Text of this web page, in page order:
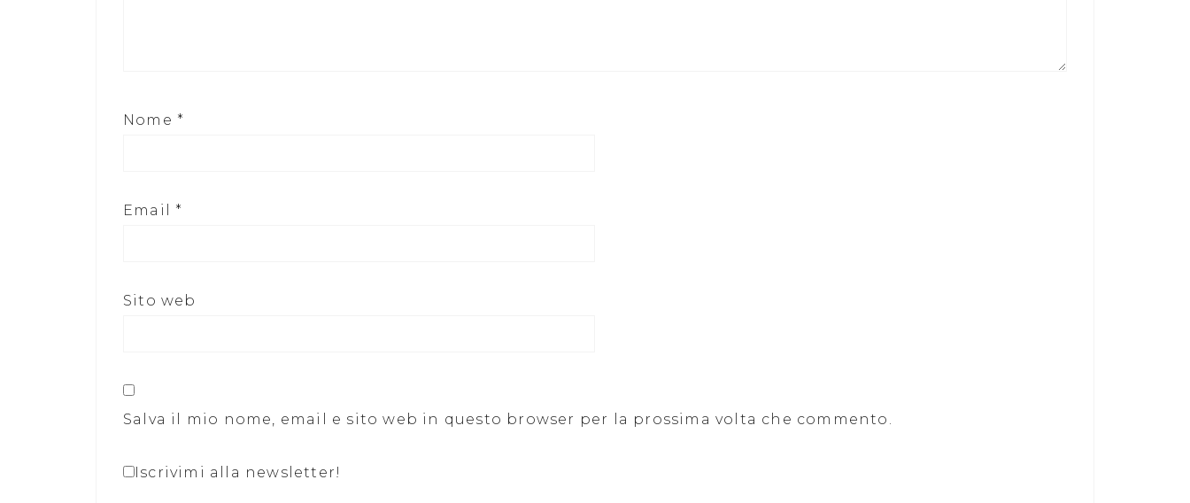
Nome *
Email *
Sito web
Salva il mio nome, email e sito web in questo browser per la prossima volta che commento.
Iscrivimi alla newsletter!